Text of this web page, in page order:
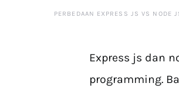
PERBEDAAN EXPRESS JS VS NODE
Express js dan
programming.